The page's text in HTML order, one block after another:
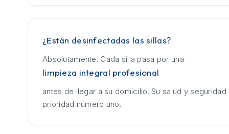
¿Están desinfectadas las sillas?
Absolutamente. Cada silla pasa por una
limpieza integral profesional
antes de llegar a su domicilio. Su salud y seguridad
prioridad número uno.